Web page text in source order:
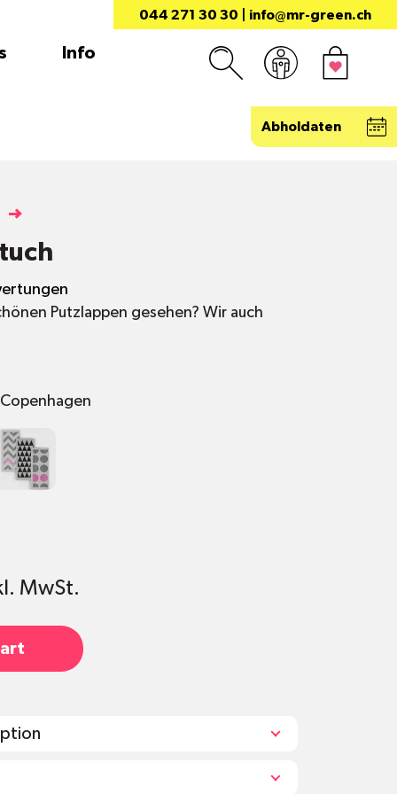
044 271 30 30 info@mr-green.ch
Info
Abholdaten
Putzlappen gesehen? Wir auch
3er-Set
Wien
MwSt.